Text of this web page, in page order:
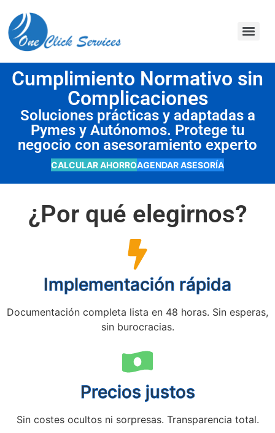
Cumplimiento Normativo sin
Complicaciones
Soluciones prácticas y adaptadas a
Pymes y Autónomos. Protege tu
negocio con asesoramiento experto
CALCULAR AHORROAGENDAR ASESORÍA
¿Por qué elegirnos?
Implementación rápida
Documentación completa lista en 48 horas. Sin esperas,
sin burocracias.
Precios justos
Sin costes ocultos ni sorpresas. Transparencia total.